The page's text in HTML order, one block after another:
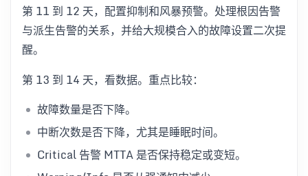
第 11 到 12 天，配置抑制和风暴预警。处理根因告警
与派生告警的关系，并给大规模合入的故障设置二次提
醒。
第 13 到 14 天，看数据。重点比较：
故障数量是否下降。
中断次数是否下降，尤其是睡眠时间。
Critical 告警 MTTA 是否保持稳定或变短。